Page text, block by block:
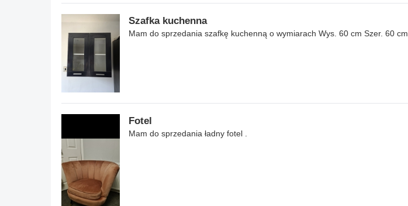
Szafka kuchenna
Mam do sprzedania szafkę kuchenną o wymiarach Wys. 60 cm Szer. 60 cm
Fotel
Mam do sprzedania ładny fotel .